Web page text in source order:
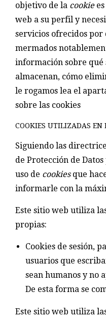
objetivo de la cookiees
web a su perfil y
servicios ofrecidos
mermados
información sobre qué
almacenan, cómo
le rogamos lea el
sobre las cookies
COOKIES UTILIZADAS EN
Siguiendo las
de Protección de
uso de cookiesque
informarle con la
Este sitio web utiliza
propias:
Cookies de sesión,
usuarios que
sean humanos y no
De esta forma se
Este sitio web utiliza